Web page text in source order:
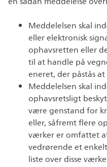
Meddelelsen skal
eller elektronisk
ophavsretten eller
til at handle på
eneret, der påstås
Meddelelsen skal
ophavsretsligt
være genstand for
eller, såfremt flere
værker er omfattet
vedrørende et
liste over disse